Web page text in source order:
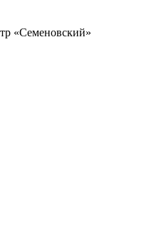
«Семеновский»